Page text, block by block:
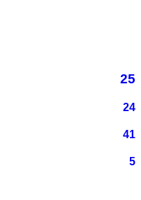
25
24
41
5